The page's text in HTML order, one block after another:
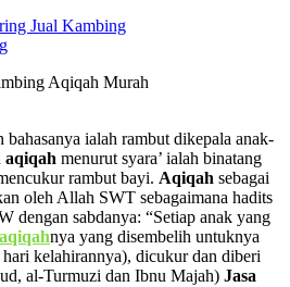
Aqiqah Murah
bahasanya ialah rambut dikepala anak-
aqiqah menurut syara’ ialah binatang
rambut bayi. Aqiqah sebagai
oleh Allah SWT sebagaimana hadits
dengan sabdanya: “Setiap anak yang
aqiqahnya yang disembelih untuknya
kelahirannya), dicukur dan diberi
al-Turmuzi dan Ibnu Majah) Jasa